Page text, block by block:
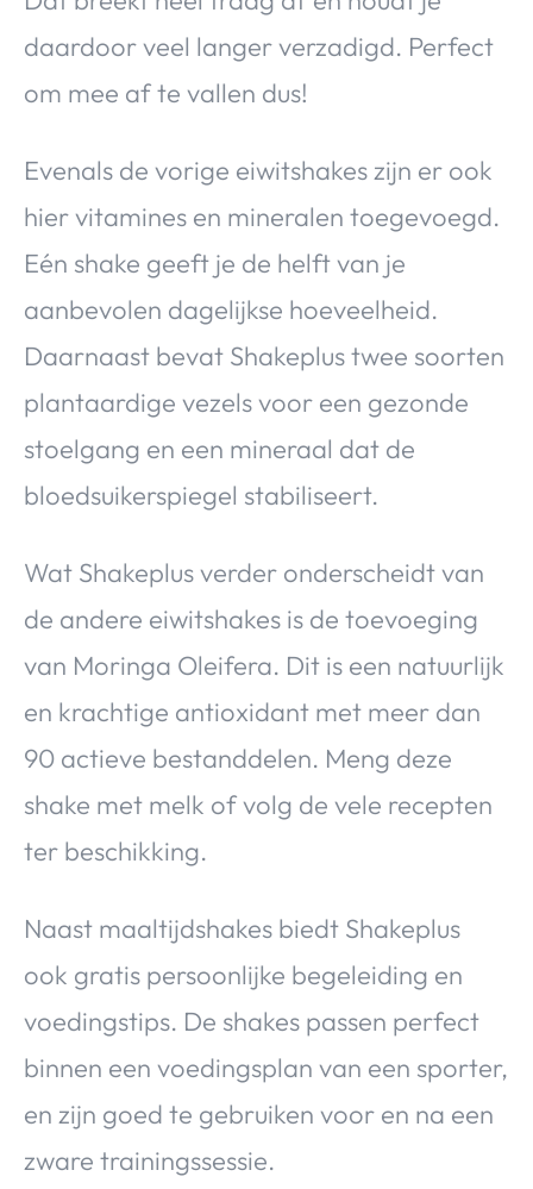
daardoor veel langer verzadigd. Perfect
om mee af te vallen dus!
Evenals de vorige eiwitshakes zijn er ook
hier vitamines en mineralen toegevoegd.
Eén shake geeft je de helft van je
aanbevolen dagelijkse hoeveelheid.
Daarnaast bevat Shakeplus twee soorten
plantaardige vezels voor een gezonde
stoelgang en een mineraal dat de
bloedsuikerspiegel stabiliseert.
Wat Shakeplus verder onderscheidt van
de andere eiwitshakes is de toevoeging
van Moringa Oleifera. Dit is een natuurlijk
en krachtige antioxidant met meer dan
90 actieve bestanddelen. Meng deze
shake met melk of volg de vele recepten
ter beschikking.
Naast maaltijdshakes biedt Shakeplus
ook gratis persoonlijke begeleiding en
voedingstips. De shakes passen perfect
binnen een voedingsplan van een sporter,
en zijn goed te gebruiken voor en na een
zware trainingssessie.